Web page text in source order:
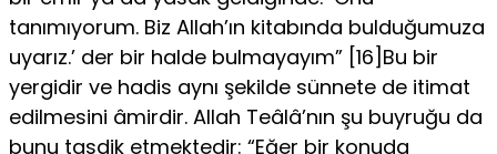
tanımıyorum. Biz Allah’ın kitabında bulduğu­muza
uyarız.’ der bir halde bulmayayım” [16]Bu bir
yergidir ve ha­dis aynı şekilde sünnete de itimat
edilmesini âmirdir. Allah Teâlâ’nın şu buyruğu da
bunu tasdik etmektedir: “Eğer bir konuda